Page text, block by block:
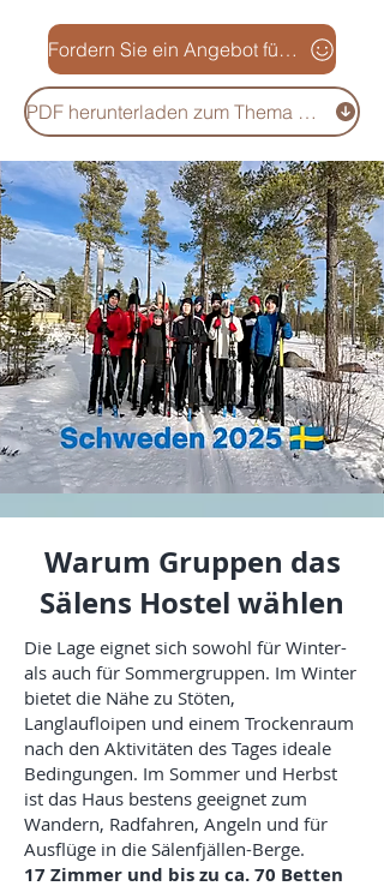
Fordern Sie ein Angebot für das gesamte Haus an
PDF herunterladen zum Thema Anmietung des gesamten Hauses
Warum Gruppen das
Sälens Hostel wählen
Die Lage eignet sich sowohl für Winter-
als auch für Sommergruppen. Im Winter
bietet die Nähe zu Stöten,
Langlaufloipen und einem Trockenraum
nach den Aktivitäten des Tages ideale
Bedingungen. Im Sommer und Herbst
ist das Haus bestens geeignet zum
Wandern, Radfahren, Angeln und für
Ausflüge in die Sälenfjällen-Berge.
17 Zimmer und bis zu ca. 70 Betten